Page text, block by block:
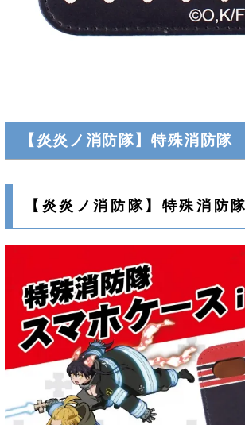
【炎炎ノ消防隊】特殊消防
【炎炎ノ消防隊】特殊消